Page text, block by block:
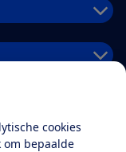
cookies
om bepaalde